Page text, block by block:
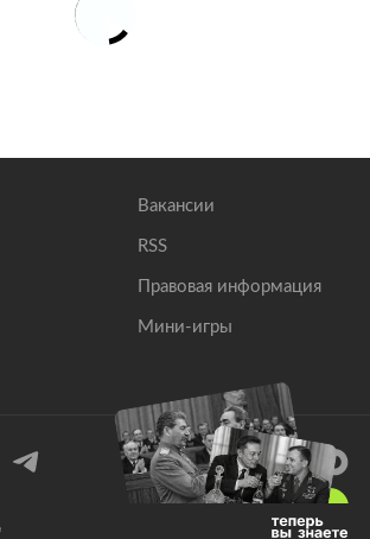
Вакансии
RSS
Правовая информация
Мини-игры